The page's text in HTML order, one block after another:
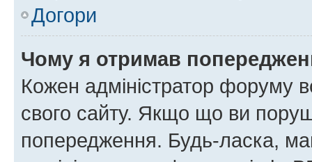
Догори
Чому я отримав
Кожен адміністратор форуму
свого сайту. Якщо що ви
попередження. Будь-ласка,